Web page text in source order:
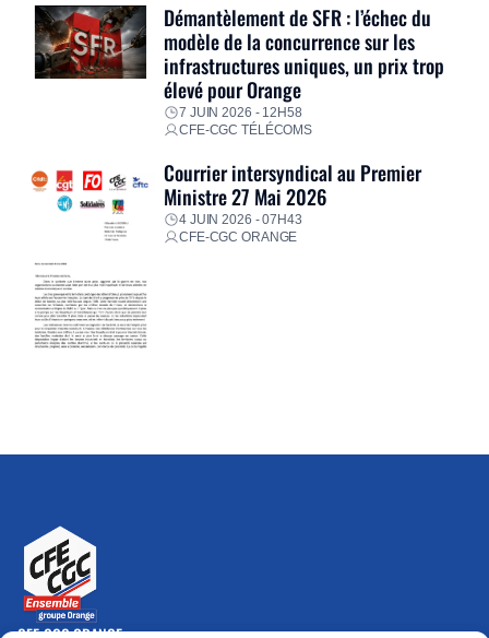
Démantèlement de SFR : l’échec du
modèle de la concurrence sur les
infrastructures uniques, un prix trop
élevé pour Orange
7 JUIN 2026 - 12H58
CFE-CGC TÉLÉCOMS
Courrier intersyndical au Premier
Ministre 27 Mai 2026
4 JUIN 2026 - 07H43
CFE-CGC ORANGE